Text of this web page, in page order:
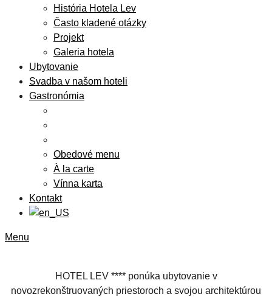
História Hotela Lev
Často kladené otázky
Projekt
Galeria hotela
Ubytovanie
Svadba v našom hoteli
Gastronómia
Obedové menu
À la carte
Vínna karta
Kontakt
Menu
HOTEL LEV **** ponúka ubytovanie v
novozrekonštruovaných priestoroch a svojou architektúrou